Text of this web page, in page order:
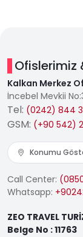
Ofislerimiz
Kalkan Merkez
İncebel Mevkii
Tel: (0242) 844
GSM: (+90 542)
Konumu
Call Center:
Whatsapp:
ZEO TRAVEL
Belge No : 11763